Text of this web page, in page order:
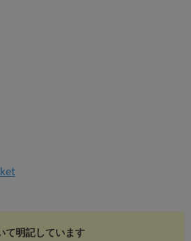
て明記しています